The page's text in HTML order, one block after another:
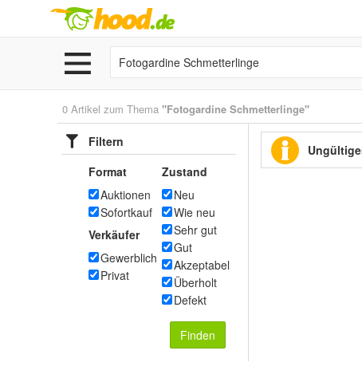
0 Artikel zum Thema "Fotogardine Schmetterlinge"
Filtern
Format
Auktionen
Sofortkauf
Verkäufer
Gewerblich
Privat
Zustand
Neu
Wie neu
Sehr gut
Gut
Akzeptabel
Überholt
Defekt
Finden